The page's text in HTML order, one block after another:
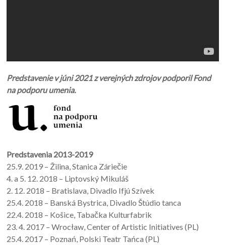
Predstavenie v júni 2021 z verejných zdrojov podporil Fond
na podporu umenia.
Predstavenia 2013-2019
25.9. 2019 – Žilina, Stanica Záriečie
4. a 5. 12. 2018 – Liptovský Mikuláš
2. 12. 2018 – Bratislava, Divadlo Ifjú Szívek
25.4. 2018 – Banská Bystrica, Divadlo Štúdio tanca
22.4. 2018 – Košice, Tabačka Kulturfabrik
23. 4. 2017 – Wrocław, Center of Artistic Initiatives (PL)
25.4. 2017 – Poznań, Polski Teatr Tańca (PL)